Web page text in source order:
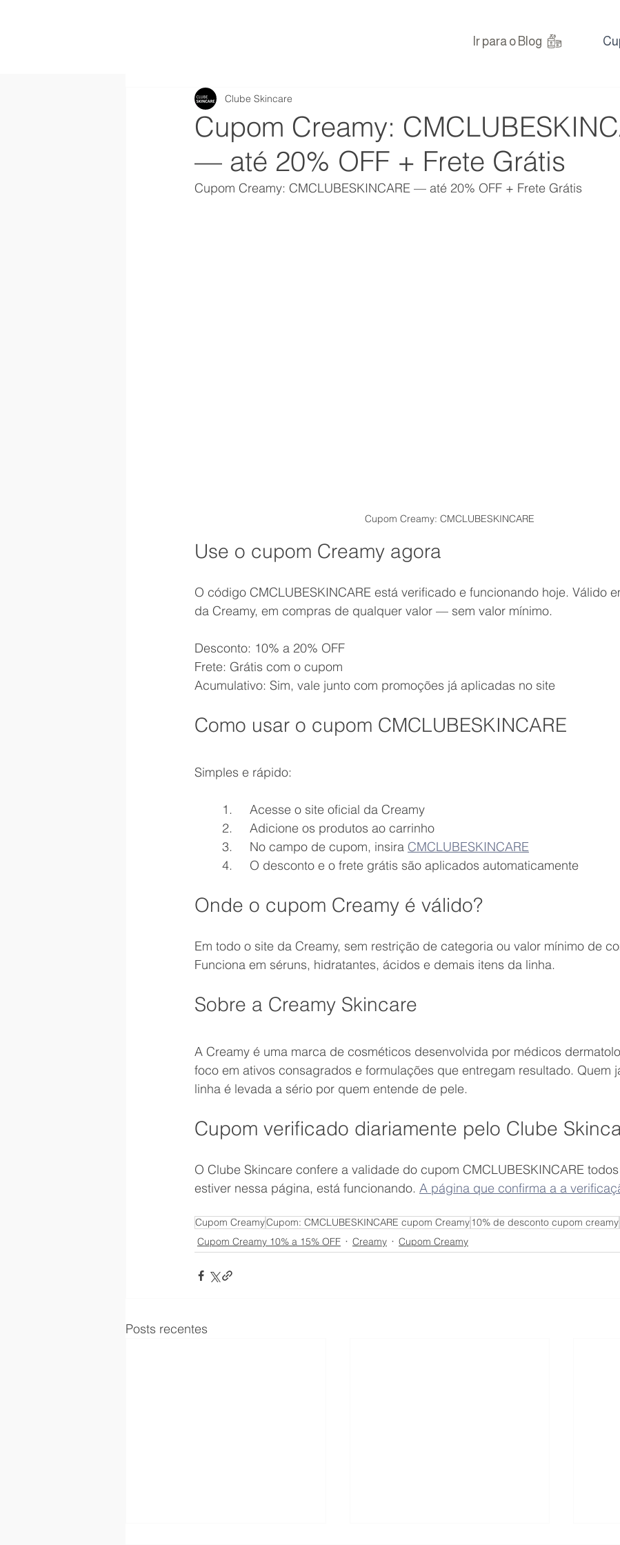
Ir para o Blog
Cupom Creamy:
— até 20% OFF + Frete Grátis
Clube Skincare
Cupom Creamy: CMCLUBESKINCARE — até 20% OFF + Frete Grátis
Cupom Creamy: CMCLUBESKINCARE
Use o cupom Creamy agora
O código CMCLUBESKINCARE está verificado e funcionando hoje. Válido
da Creamy, em compras de qualquer valor — sem valor mínimo.
Desconto: 10% a 20% OFF
Frete: Grátis com o cupom
Acumulativo: Sim, vale junto com promoções já aplicadas no site
Como usar o cupom CMCLUBESKINCARE
Simples e rápido:
	1.	Acesse o site oficial da Creamy
	2.	Adicione os produtos ao carrinho
	3.	No campo de cupom, insira
CMCLUBESKINCARE
	4.	O desconto e o frete grátis são aplicados automaticamente
Onde o cupom Creamy é válido?
Em todo o site da Creamy, sem restrição de categoria ou valor mínimo de
Funciona em séruns, hidratantes, ácidos e demais itens da linha.
Sobre a Creamy Skincare
A Creamy é uma marca de cosméticos desenvolvida por médicos
foco em ativos consagrados e formulações que entregam resultado. Quem
linha é levada a sério por quem entende de pele.
Cupom verificado diariamente pelo Clube
O Clube Skincare confere a validade do cupom CMCLUBESKINCARE
estiver nessa página, está funcionando. A página que confirma a a
Cupom CreamyCupom: CMCLUBESKINCARE cupom Creamy10% de desconto cupom creamy
Cupom Creamy 10% a 15% OFF
Creamy Cupom Creamy
Posts recentes